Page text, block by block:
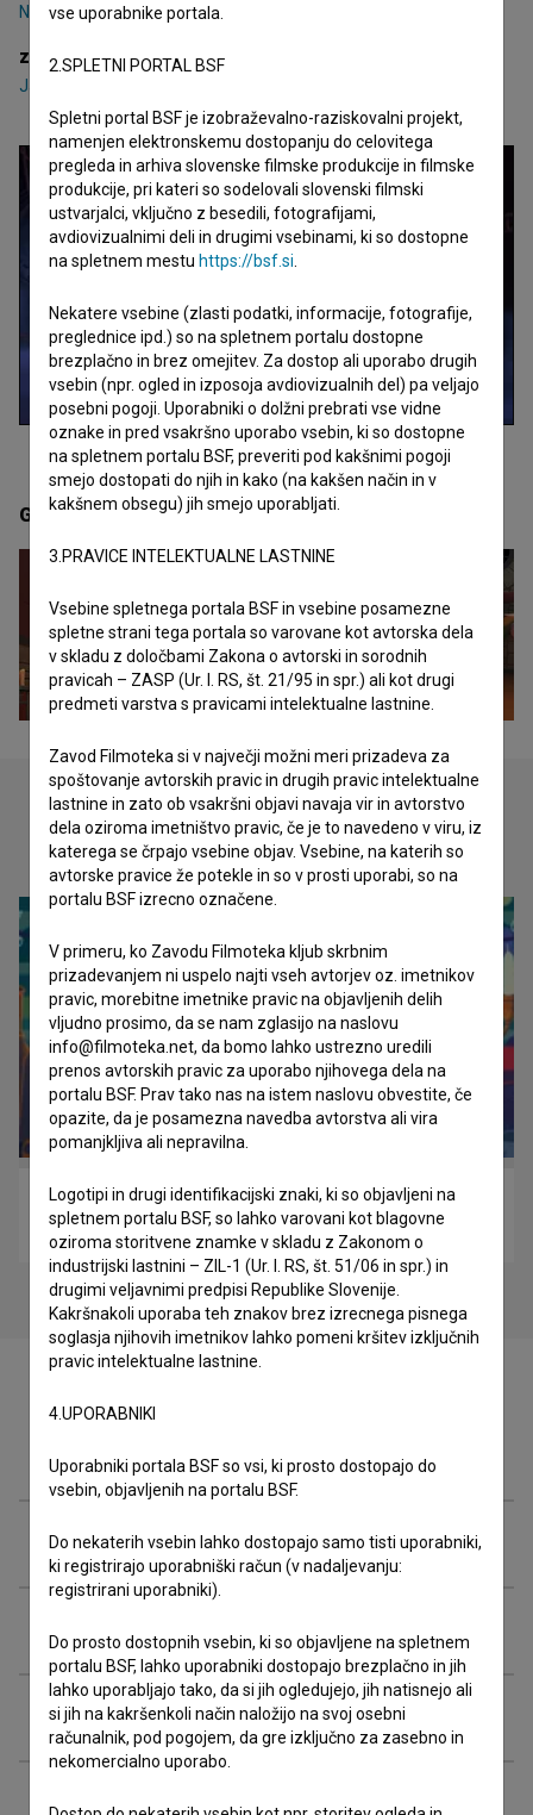
Niko Grum
zasedba
Janez Stucin
Galerija(2)
Oglejte si
Povodni mož (2020)
otroški
Zasedba
Ekipa
Organizacije
Razširjeni podatki
Financiranje
vse uporabnike portala.
2.SPLETNI PORTAL BSF
Spletni portal BSF je izobraževalno-raziskovalni projekt,
namenjen elektronskemu dostopanju do celovitega
pregleda in arhiva slovenske filmske produkcije in filmske
produkcije, pri kateri so sodelovali slovenski filmski
ustvarjalci, vključno z besedili, fotografijami,
avdiovizualnimi deli in drugimi vsebinami, ki so dostopne
na spletnem mestu https://bsf.si
Nekatere vsebine (zlasti podatki, informacije, fotografije,
preglednice ipd.) so na spletnem portalu dostopne
brezplačno in brez omejitev. Za dostop ali uporabo drugih
vsebin (npr. ogled in izposoja avdiovizualnih del) pa veljajo
posebni pogoji. Uporabniki o dolžni prebrati vse vidne
oznake in pred vsakršno uporabo vsebin, ki so dostopne
na spletnem portalu BSF, preveriti pod kakšnimi pogoji
smejo dostopati do njih in kako (na kakšen način in v
kakšnem obsegu) jih smejo uporabljati.
3.PRAVICE INTELEKTUALNE LASTNINE
Vsebine spletnega portala BSF in vsebine posamezne
spletne strani tega portala so varovane kot avtorska dela
v skladu z določbami Zakona o avtorski in sorodnih
pravicah – ZASP (Ur. l. RS, št. 21/95 in spr.) ali kot drugi
predmeti varstva s pravicami intelektualne lastnine.
Zavod Filmoteka si v največji možni meri prizadeva za
spoštovanje avtorskih pravic in drugih pravic intelektualne
lastnine in zato ob vsakršni objavi navaja vir in avtorstvo
dela oziroma imetništvo pravic, če je to navedeno v viru, iz
katerega se črpajo vsebine objav. Vsebine, na katerih so
avtorske pravice že potekle in so v prosti uporabi, so na
portalu BSF izrecno označene.
V primeru, ko Zavodu Filmoteka kljub skrbnim
prizadevanjem ni uspelo najti vseh avtorjev oz. imetnikov
pravic, morebitne imetnike pravic na objavljenih delih
vljudno prosimo, da se nam zglasijo na naslovu
info@filmoteka.net, da bomo lahko ustrezno uredili
prenos avtorskih pravic za uporabo njihovega dela na
portalu BSF. Prav tako nas na istem naslovu obvestite, če
opazite, da je posamezna navedba avtorstva ali vira
pomanjkljiva ali nepravilna.
Logotipi in drugi identifikacijski znaki, ki so objavljeni na
spletnem portalu BSF, so lahko varovani kot blagovne
oziroma storitvene znamke v skladu z Zakonom o
industrijski lastnini – ZIL-1 (Ur. l. RS, št. 51/06 in spr.) in
drugimi veljavnimi predpisi Republike Slovenije.
Kakršnakoli uporaba teh znakov brez izrecnega pisnega
soglasja njihovih imetnikov lahko pomeni kršitev izključnih
pravic intelektualne lastnine.
4.UPORABNIKI
Uporabniki portala BSF so vsi, ki prosto dostopajo do
vsebin, objavljenih na portalu BSF.
Do nekaterih vsebin lahko dostopajo samo tisti uporabniki,
ki registrirajo uporabniški račun (v nadaljevanju:
registrirani uporabniki).
Do prosto dostopnih vsebin, ki so objavljene na spletnem
portalu BSF, lahko uporabniki dostopajo brezplačno in jih
lahko uporabljajo tako, da si jih ogledujejo, jih natisnejo ali
si jih na kakršenkoli način naložijo na svoj osebni
računalnik, pod pogojem, da gre izključno za zasebno in
nekomercialno uporabo.